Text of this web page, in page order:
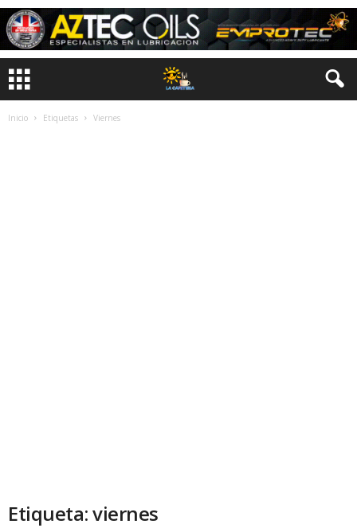
Inicio Etiquetas Viernes
Etiqueta: viernes